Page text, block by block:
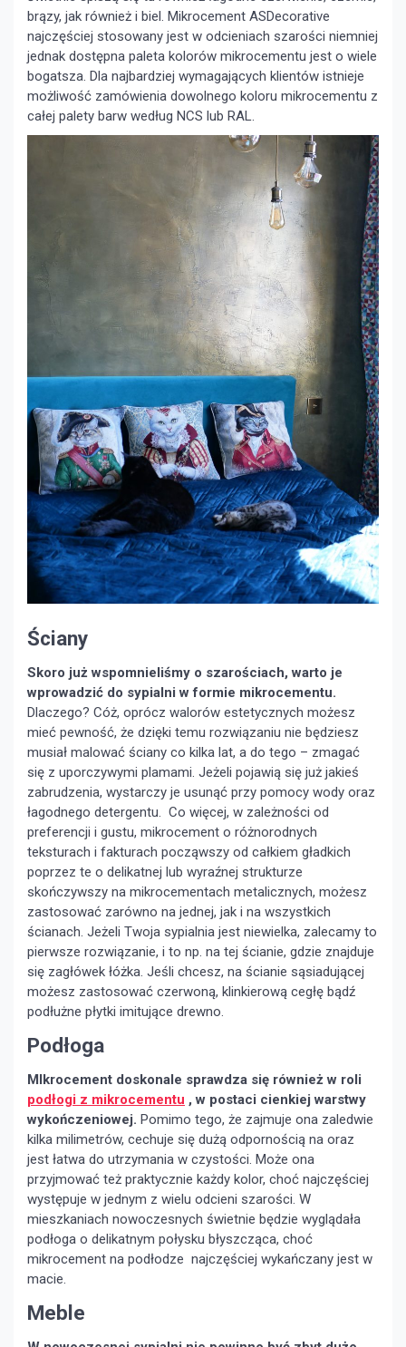
brązy, jak również i biel. Mikrocement ASDecorative
najczęściej stosowany jest w odcieniach szarości niemniej
jednak dostępna paleta kolorów mikrocementu jest o wiele
bogatsza. Dla najbardziej wymagających klientów istnieje
możliwość zamówienia dowolnego koloru mikrocementu z
całej palety barw według NCS lub RAL.
Ściany
Skoro już wspomnieliśmy o szarościach, warto je
wprowadzić do sypialni w formie mikrocementu.
Dlaczego? Cóż, oprócz walorów estetycznych możesz
mieć pewność, że dzięki temu rozwiązaniu nie będziesz
musiał malować ściany co kilka lat, a do tego – zmagać
się z uporczywymi plamami. Jeżeli pojawią się już jakieś
zabrudzenia, wystarczy je usunąć przy pomocy wody oraz
łagodnego detergentu. Co więcej, w zależności od
preferencji i gustu, mikrocement o różnorodnych
teksturach i fakturach począwszy od całkiem gładkich
poprzez te o delikatnej lub wyraźnej strukturze
skończywszy na mikrocementach metalicznych, możesz
zastosować zarówno na jednej, jak i na wszystkich
ścianach. Jeżeli Twoja sypialnia jest niewielka, zalecamy to
pierwsze rozwiązanie, i to np. na tej ścianie, gdzie znajduje
się zagłówek łóżka. Jeśli chcesz, na ścianie sąsiadującej
możesz zastosować czerwoną, klinkierową cegłę bądź
podłużne płytki imitujące drewno.
Podłoga
MIkrocement doskonale sprawdza się również w roli
podłogi z mikrocementu , w postaci cienkiej warstwy
wykończeniowej. Pomimo tego, że zajmuje ona zaledwie
kilka milimetrów, cechuje się dużą odpornością na oraz
jest łatwa do utrzymania w czystości. Może ona
przyjmować też praktycznie każdy kolor, choć najczęściej
występuje w jednym z wielu odcieni szarości. W
mieszkaniach nowoczesnych świetnie będzie wyglądała
podłoga o delikatnym połysku błyszcząca, choć
mikrocement na podłodze najczęściej wykańczany jest w
macie.
Meble